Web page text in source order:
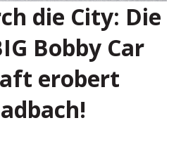
die City: Die
Bobby Car
erobert